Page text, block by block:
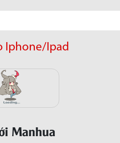
Iphone/Ipad
Manhua